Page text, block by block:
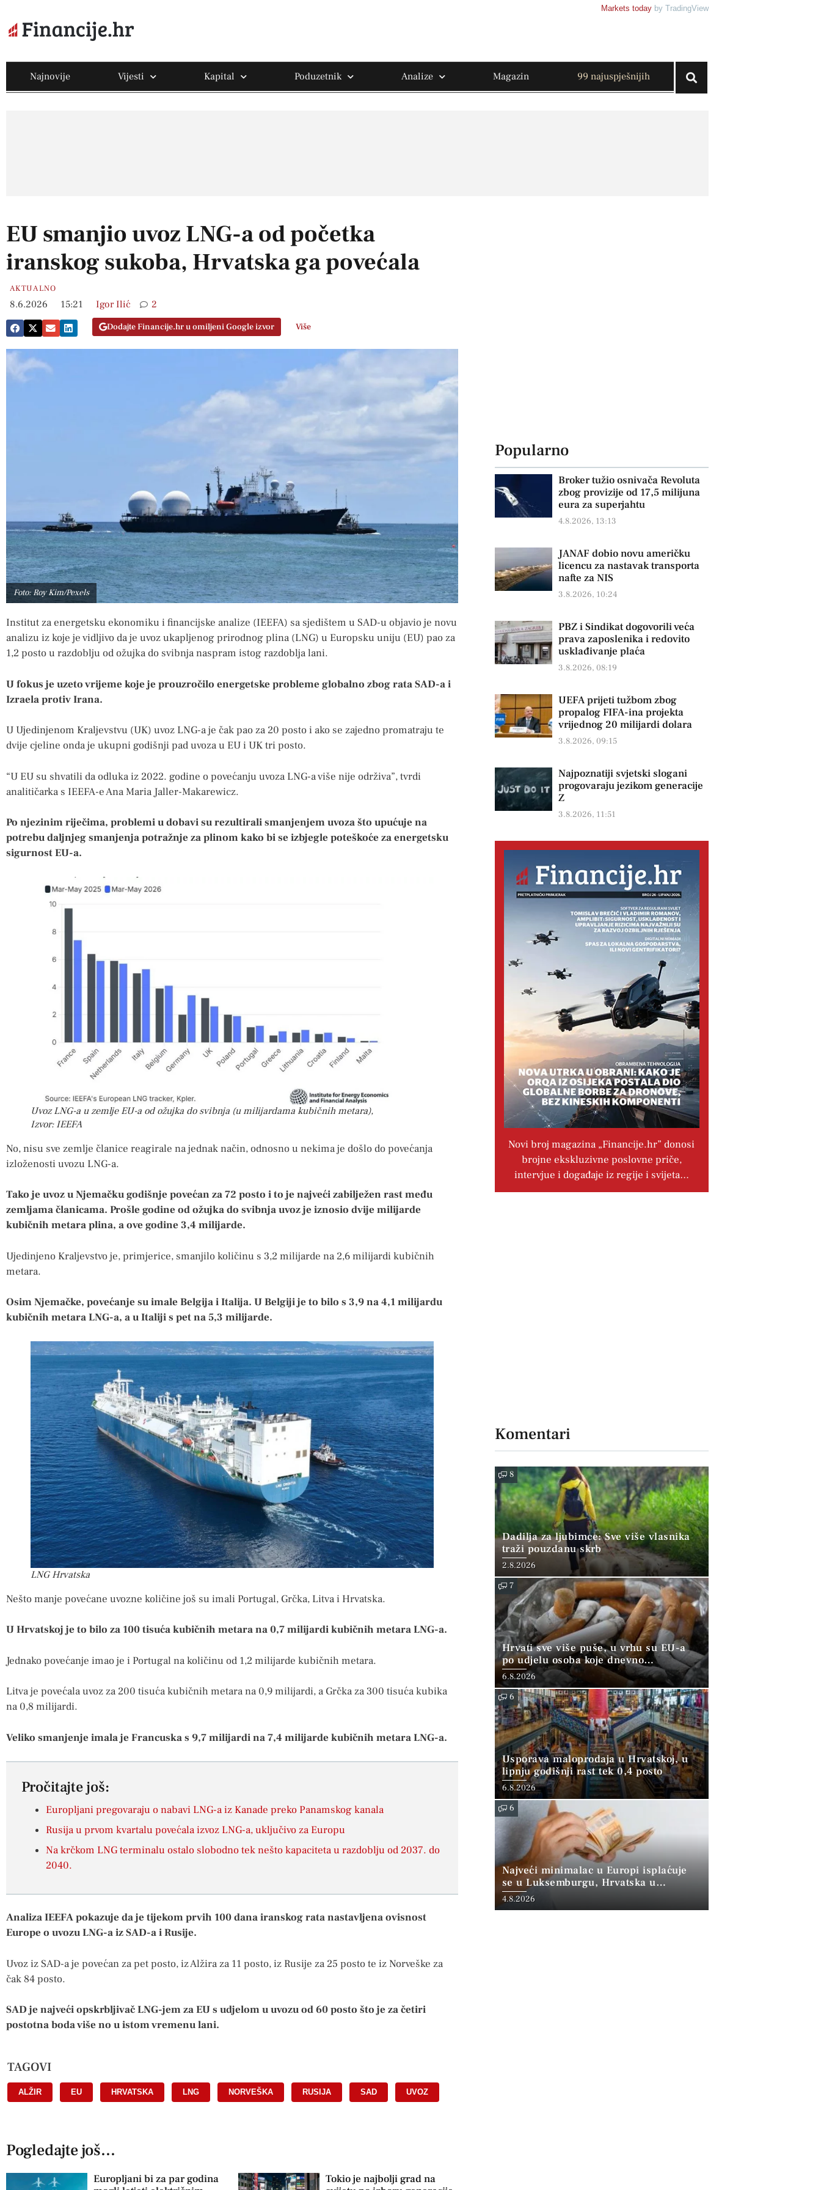
Markets today by TradingView
Najnovije Vijesti Kapital Poduzetnik Analize Magazin 99 najuspješnijih
EU smanjio uvoz LNG-a od početka
iranskog sukoba, Hrvatska ga povećala
AKTUALNO
8.6.2026 15:21 Igor Ilić 2
Dodajte Financije.hr u omiljeni Google izvor Više
Foto: Roy Kim/Pexels
Institut za energetsku ekonomiku i financijske analize (IEEFA) sa sjedištem u SAD-u objavio je novu
analizu iz koje je vidljivo da je uvoz ukapljenog prirodnog plina (LNG) u Europsku uniju (EU) pao za
1,2 posto u razdoblju od ožujka do svibnja naspram istog razdoblja lani.
U fokus je uzeto vrijeme koje je prouzročilo energetske probleme globalno zbog rata SAD-a i
Izraela protiv Irana.
U Ujedinjenom Kraljevstvu (UK) uvoz LNG-a je čak pao za 20 posto i ako se zajedno promatraju te
dvije cjeline onda je ukupni godišnji pad uvoza u EU i UK tri posto.
“U EU su shvatili da odluka iz 2022. godine o povećanju uvoza LNG-a više nije održiva”, tvrdi
analitičarka s IEEFA-e Ana Maria Jaller-Makarewicz.
Po njezinim riječima, problemi u dobavi su rezultirali smanjenjem uvoza što upućuje na
potrebu daljnjeg smanjenja potražnje za plinom kako bi se izbjegle poteškoće za energetsku
sigurnost EU-a.
Uvoz LNG-a u zemlje EU-a od ožujka do svibnja (u milijardama kubičnih metara),
Izvor: IEEFA
No, nisu sve zemlje članice reagirale na jednak način, odnosno u nekima je došlo do povećanja
izloženosti uvozu LNG-a.
Tako je uvoz u Njemačku godišnje povećan za 72 posto i to je najveći zabilježen rast među
zemljama članicama. Prošle godine od ožujka do svibnja uvoz je iznosio dvije milijarde
kubičnih metara plina, a ove godine 3,4 milijarde.
Ujedinjeno Kraljevstvo je, primjerice, smanjilo količinu s 3,2 milijarde na 2,6 milijardi kubičnih
metara.
Osim Njemačke, povećanje su imale Belgija i Italija. U Belgiji je to bilo s 3,9 na 4,1 milijardu
kubičnih metara LNG-a, a u Italiji s pet na 5,3 milijarde.
LNG Hrvatska
Nešto manje povećane uvozne količine još su imali Portugal, Grčka, Litva i Hrvatska.
U Hrvatskoj je to bilo za 100 tisuća kubičnih metara na 0,7 milijardi kubičnih metara LNG-a.
Jednako povećanje imao je i Portugal na količinu od 1,2 milijarde kubičnih metara.
Litva je povećala uvoz za 200 tisuća kubičnih metara na 0,9 milijardi, a Grčka za 300 tisuća kubika
na 0,8 milijardi.
Veliko smanjenje imala je Francuska s 9,7 milijardi na 7,4 milijarde kubičnih metara LNG-a.
Pročitajte još:
Europljani pregovaraju o nabavi LNG-a iz Kanade preko Panamskog kanala
Rusija u prvom kvartalu povećala izvoz LNG-a, uključivo za Europu
Na krčkom LNG terminalu ostalo slobodno tek nešto kapaciteta u razdoblju od 2037. do
2040.
Analiza IEEFA pokazuje da je tijekom prvih 100 dana iranskog rata nastavljena ovisnost
Europe o uvozu LNG-a iz SAD-a i Rusije.
Uvoz iz SAD-a je povećan za pet posto, iz Alžira za 11 posto, iz Rusije za 25 posto te iz Norveške za
čak 84 posto.
SAD je najveći opskrbljivač LNG-jem za EU s udjelom u uvozu od 60 posto što je za četiri
postotna boda više no u istom vremenu lani.
TAGOVI
ALŽIR EU HRVATSKA LNG NORVEŠKA RUSIJA SAD UVOZ
Pogledajte još...
Europljani bi za par godina
Tokio je najbolji grad na
Popularno
Broker tužio osnivača Revoluta
zbog provizije od 17,5 milijuna
eura za superjahtu
4.8.2026, 13:13
JANAF dobio novu američku
licencu za nastavak transporta
nafte za NIS
3.8.2026, 10:24
PBZ i Sindikat dogovorili veća
prava zaposlenika i redovito
usklađivanje plaća
3.8.2026, 08:19
UEFA prijeti tužbom zbog
propalog FIFA-ina projekta
vrijednog 20 milijardi dolara
3.8.2026, 09:15
Najpoznatiji svjetski slogani
progovaraju jezikom generacije
Z
3.8.2026, 11:51
Novi broj magazina „Financije.hr” donosi
brojne ekskluzivne poslovne priče,
intervjue i događaje iz regije i svijeta…
Komentari
8
Dadilja za ljubimce: Sve više vlasnika
traži pouzdanu skrb
2.8.2026
7
Hrvati sve više puše, u vrhu su EU-a
po udjelu osoba koje dnevno
konzumiraju duhan
6.8.2026
6
Usporava maloprodaja u Hrvatskoj, u
lipnju godišnji rast tek 0,4 posto
6.8.2026
6
Najveći minimalac u Europi isplaćuje
se u Luksemburgu, Hrvatska u
“srednjoj skupini”
4.8.2026